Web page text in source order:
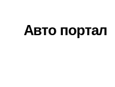
Авто портал